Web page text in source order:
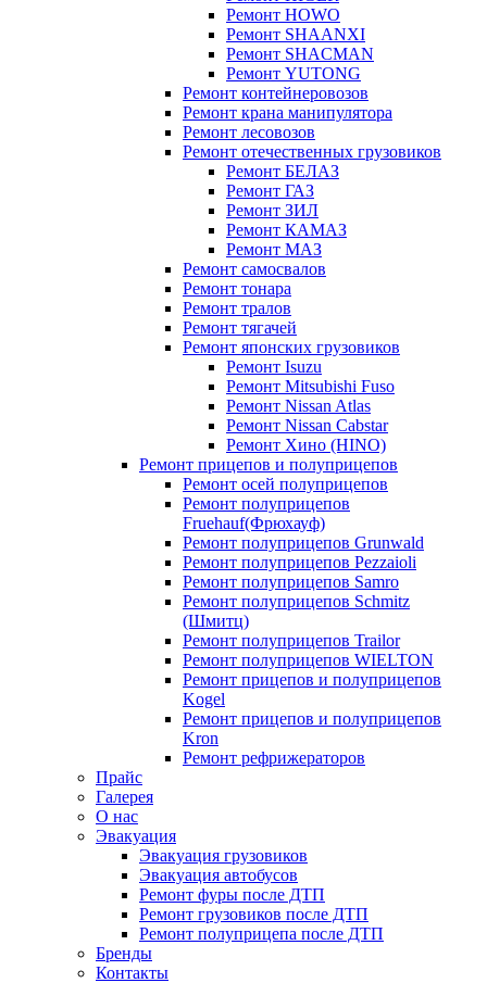
Ремонт HOWO
Ремонт SHAANXI
Ремонт SHACMAN
Ремонт YUTONG
Ремонт контейнеровозов
Ремонт крана манипулятора
Ремонт лесовозов
Ремонт отечественных грузовиков
Ремонт БЕЛАЗ
Ремонт ГАЗ
Ремонт ЗИЛ
Ремонт КАМАЗ
Ремонт МАЗ
Ремонт самосвалов
Ремонт тонара
Ремонт тралов
Ремонт тягачей
Ремонт японских грузовиков
Ремонт Isuzu
Ремонт Mitsubishi Fuso
Ремонт Nissan Atlas
Ремонт Nissan Cabstar
Ремонт Хино (HINO)
Ремонт прицепов и полуприцепов
Ремонт осей полуприцепов
Ремонт полуприцепов
Fruehauf(Фрюхауф)
Ремонт полуприцепов Grunwald
Ремонт полуприцепов Pezzaioli
Ремонт полуприцепов Samro
Ремонт полуприцепов Schmitz
(Шмитц)
Ремонт полуприцепов Trailor
Ремонт полуприцепов WIELTON
Ремонт прицепов и полуприцепов
Kogel
Ремонт прицепов и полуприцепов
Kron
Ремонт рефрижераторов
Прайс
Галерея
О нас
Эвакуация
Эвакуация грузовиков
Эвакуация автобусов
Ремонт фуры после ДТП
Ремонт грузовиков после ДТП
Ремонт полуприцепа после ДТП
Бренды
Контакты